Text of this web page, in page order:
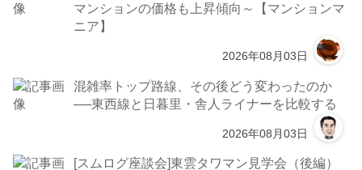
マンションの価格も上昇傾向～【マンションマ
ニア】
2026年08月03日
混雑率トップ路線、その後どう変わったのか
──東西線と日暮里・舎人ライナーを比較する
2026年08月03日
[スムログ座談会]東雲タワマン見学会（後編）